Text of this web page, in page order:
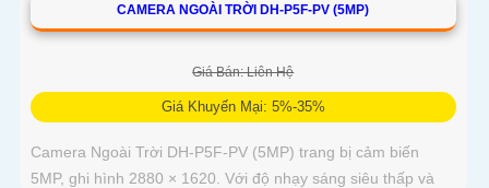
CAMERA NGOÀI TRỜI DH-P5F-PV (5MP)
Giá Bán: Liên Hệ
Giá Khuyến Mại: 5%-35%
Camera Ngoài Trời DH-P5F-PV (5MP) trang bị cảm biến
5MP, ghi hình 2880 × 1620. Với độ nhạy sáng siêu thấp và